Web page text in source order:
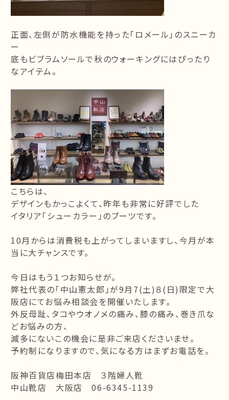
正面、左側が防水機能を持った「ロメール」のスニーカ
ー
底もビブラムソールで秋のウォーキングにはぴったり
なアイテム。
こちらは、
デザインもかっこよくて、昨年も非常に好評でした
イタリア「シューカラー」のブーツです。
10月からは消費税も上がってしまいますし、今月が本
当に大チャンスです。
今日はもう１つお知らせが。
弊社代表の「中山憲太郎」が9月7(土)８(日)限定で大
阪店にてお悩み相談会を開催いたします。
外反母趾、タコやウオノメの痛み、膝の痛み、巻き爪な
どお悩みの方、
滅多にないこの機会に是非ご来店くださいませ。
予約制になりますので、気になる方はまずお電話を。
阪神百貨店梅田本店 ３階婦人靴
中山靴店 大阪店 06-6345-1139